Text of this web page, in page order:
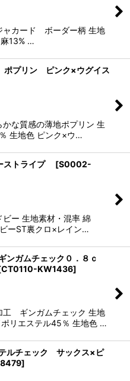
ャカード ボーダー柄 生地
13% …
ポプリン ピンク×ウグイス
な質感の薄地ポプリン 生
生地色 ピンク×ウ…
ストライプ [S0002-
ー 生地素材・混率 綿
ーST裏クロ×レイン…
ガムチェック０．８ｃ
CT0110-KW1436]
工 ギンガムチェック 生地
リエステル45％ 生地色 …
ルチェック サックス×ピ
]